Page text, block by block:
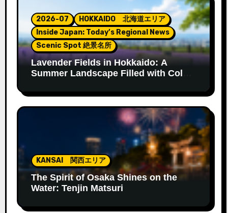
2026-07
HOKKAIDO 北海道エリア
Inside Japan: Today’s Regional News
Scenic Spot 絶景名所
Lavender Fields in Hokkaido: A
Summer Landscape Filled with Color
KANSAI 関西エリア
The Spirit of Osaka Shines on the
Water: Tenjin Matsuri